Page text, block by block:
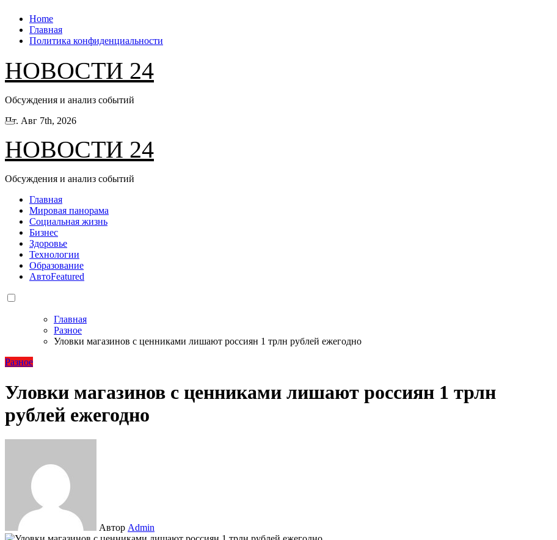
Перейти
содержанию
Home
Главная
Политика конфиденциальности
НОВОСТИ 24
Обсуждения и анализ событий
Пт. Авг 7th, 2026
НОВОСТИ 24
Обсуждения и анализ событий
Главная
Мировая панорама
Социальная жизнь
Бизнес
Здоровье
Технологии
Образование
АвтоFeatured
Главная
Разное
Уловки магазинов с ценниками лишают россиян 1 трлн рублей ежегодно
Разное
Уловки магазинов с ценниками лишают россиян 1 трлн
рублей ежегодно
Автор Admin